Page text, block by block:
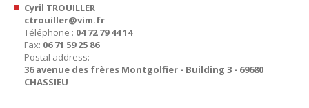
Cyril TROUILLER
ctrouiller@vim.fr
Téléphone : 04 72 79 44 14
Fax: 06 71 59 25 86
Postal address:
36 avenue des frères Montgolfier - Building 3 - 69680
CHASSIEU